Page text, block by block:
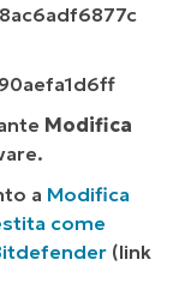
Modifica
a Modifica
come
(link